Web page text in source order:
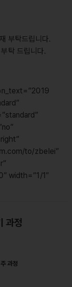
부탁드립니다.
탁 드립니다.
to/zbeIei”
width=”1/1″
과정
과정